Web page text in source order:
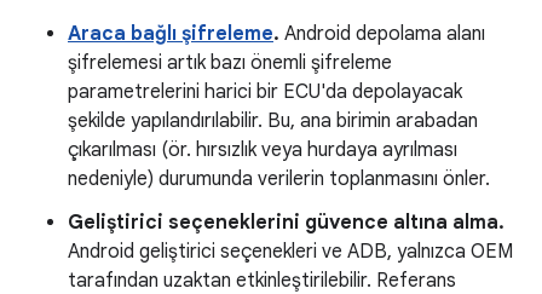
Araca bağlı şifreleme. Android depolama alanı
şifrelemesi artık bazı önemli şifreleme
parametrelerini harici bir ECU'da depolayacak
şekilde yapılandırılabilir. Bu, ana birimin arabadan
çıkarılması (ör. hırsızlık veya hurdaya ayrılması
nedeniyle) durumunda verilerin toplanmasını önler.
Geliştirici seçeneklerini güvence altına alma.
Android geliştirici seçenekleri ve ADB, yalnızca OEM
tarafından uzaktan etkinleştirilebilir. Referans